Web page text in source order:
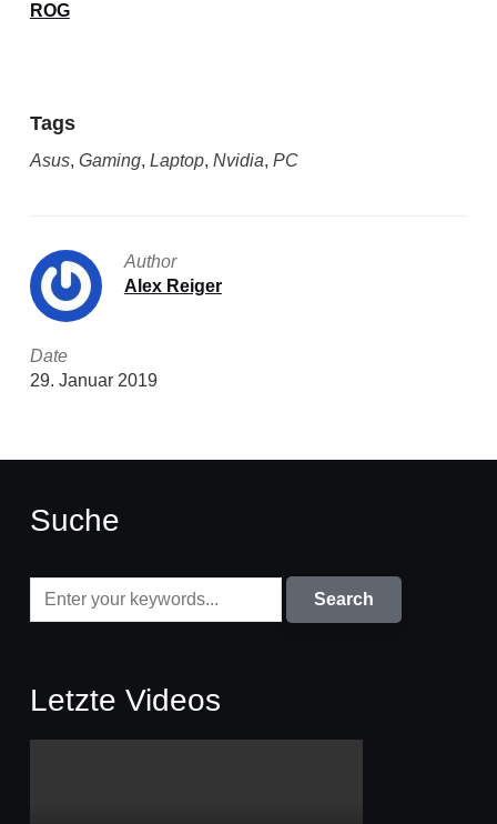
ROG
Tags
Asus, Gaming, Laptop, Nvidia, PC
Author
Alex Reiger
Date
29. Januar 2019
Suche
Letzte Videos